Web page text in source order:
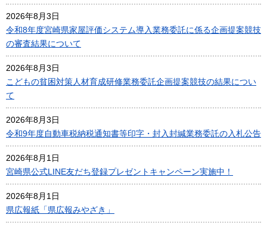
2026年8月3日
令和8年度宮崎県家屋評価システム導入業務委託に係る企画提案競技
の審査結果について
2026年8月3日
こどもの貧困対策人材育成研修業務委託企画提案競技の結果につい
て
2026年8月3日
令和9年度自動車税納税通知書等印字・封入封緘業務委託の入札公告
2026年8月1日
宮崎県公式LINE友だち登録プレゼントキャンペーン実施中！
2026年8月1日
県広報紙「県広報みやざき」